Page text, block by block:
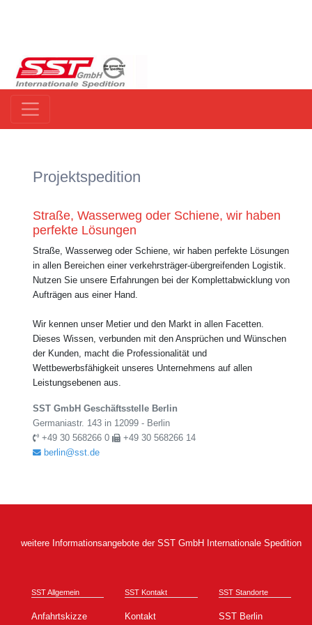
Projektspedition
Straße, Wasserweg oder Schiene, wir haben
perfekte Lösungen
Straße, Wasserweg oder Schiene, wir haben perfekte Lösungen
in allen Bereichen einer verkehrsträger-übergreifenden Logistik.
Nutzen Sie unsere Erfahrungen bei der Komplettabwicklung von
Aufträgen aus einer Hand.
Wir kennen unser Metier und den Markt in allen Facetten.
Dieses Wissen, verbunden mit den Ansprüchen und Wünschen
der Kunden, macht die Professionalität und
Wettbewerbsfähigkeit unseres Unternehmens auf allen
Leistungsebenen aus.
SST GmbH Geschäftsstelle Berlin
Germaniastr. 143 in 12099 - Berlin
+49 30 568266 0
+49 30 568266 14
berlin@sst.de
weitere Informationsangebote der SST GmbH Internationale Spedition
SST Allgemein
Anfahrtskizze
SST Kontakt
Kontakt
SST Standorte
SST Berlin